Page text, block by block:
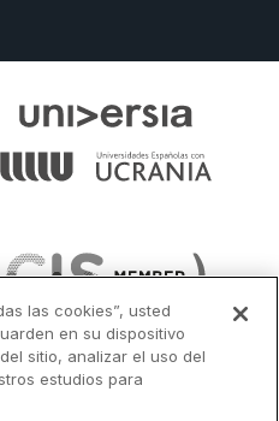
las cookies”, usted
en su dispositivo
sitio, analizar el uso del
estudios para